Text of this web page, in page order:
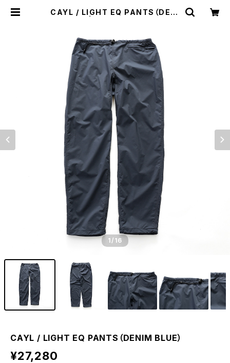
CAYL / LIGHT EQ PANTS（DENI
1 /16
CAYL / LIGHT EQ PANTS（DENIM BLUE）
¥27,280